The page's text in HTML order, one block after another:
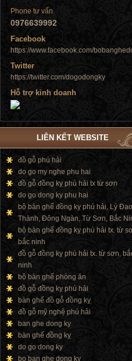
Tủ đứng
Phone tư vấn
0976639992
Facebook
https://www.facebook.com/
Twitter
https://twitter.com/dogodongky
Hỗ trợ kinh doanh
LIÊN KẾT WEBSITE
đồ gỗ phú hải
do go my nghe phu hai
đồ gỗ đồng kỵ phú hải tx từ sơn
do go dong ky phu hai
bộ bàn ghế đồng kỵ phú hải, Lý Đạo
Thành, Đông Ngàn, Từ Sơn, Bắc
bộ bàn ghế đồng kỵ phú hải tx. từ
bắc ninh
đồ gỗ đồng kỵ phú hải tx. từ sơn,
ninh
bộ bàn ghế phòng ăn
đồ gỗ đồng kỵ phú hải
bàn ghế đồ gỗ đồng kỵ
đồ gỗ mỹ nghệ phú hải
ban ghe dong ky
bàn ghế đồng kỵ
do go dong ky
bo ban ghe dong ky